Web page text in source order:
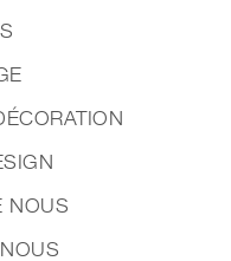
NOUS